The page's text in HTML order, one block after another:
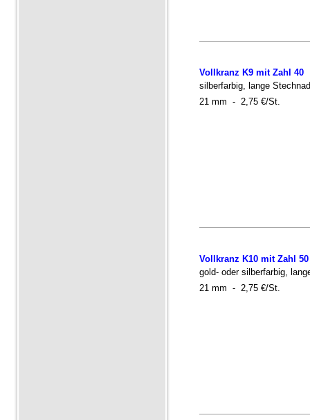
Vollkranz K9 mit Zahl 40
silberfarbig, lange
21 mm - 2,75 €/St.
Vollkranz K10 mit Zahl 50
gold- oder silberfarbig,
21 mm - 2,75 €/St.